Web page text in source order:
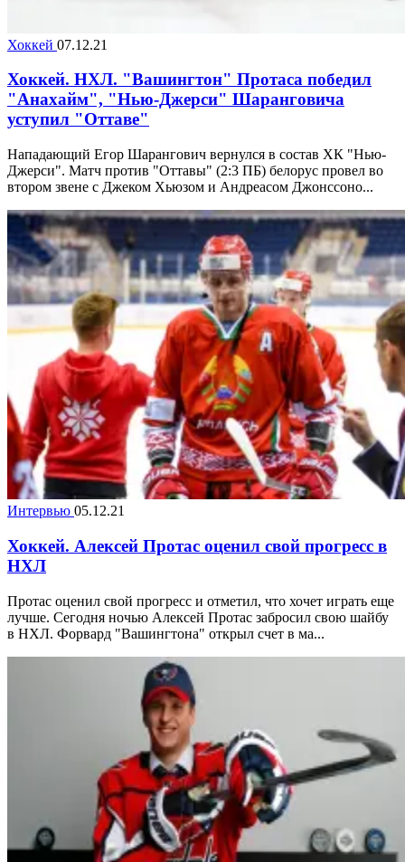
Хоккей 07.12.21
Хоккей. НХЛ. "Вашингтон" Протаса победил
"Анахайм", "Нью-Джерси" Шаранговича
уступил "Оттаве"
Нападающий Егор Шарангович вернулся в состав ХК "Нью-
Джерси". Матч против "Оттавы" (2:3 ПБ) белорус провел во
втором звене с Джеком Хьюзом и Андреасом Джонссоно...
Интервью 05.12.21
Хоккей. Алексей Протас оценил свой прогресс в
НХЛ
Протас оценил свой прогресс и отметил, что хочет играть еще
лучше. Сегодня ночью Алексей Протас забросил свою шайбу
в НХЛ. Форвард "Вашингтона" открыл счет в ма...